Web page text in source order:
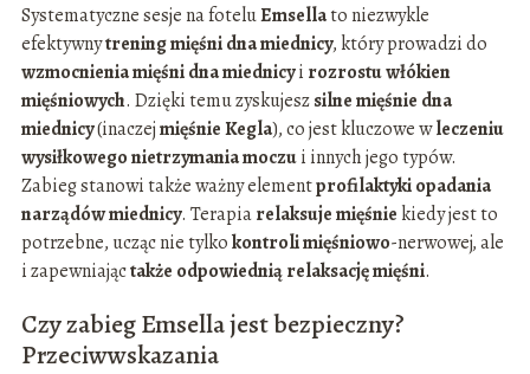
Systematyczne sesje na foteluEmsellato niezwykle
efektywnytrening mięśni dna miednicy, który prowadzi do
wzmocnienia mięśni dna miednicyi rozrostu włókien
mięśniowych. Dzięki temu zyskujeszsilne mięśnie dna
miednicy(inaczejmięśnie Kegla), co jest kluczowe wleczeniu
wysiłkowego nietrzymania moczui innych jego typów.
Zabieg stanowi także ważny elementprofilaktyki opadania
narządów miednicy. Terapiarelaksuje mięśnie kiedy jest to
potrzebne, ucząc nie tylkokontroli mięśniowo-nerwowej, ale
i zapewniająctakże odpowiednią relaksację mięśni.
Czy zabieg Emsella jest bezpieczny?
Przeciwwskazania